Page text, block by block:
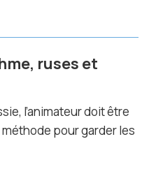
l’animateur doit être
pour garder les